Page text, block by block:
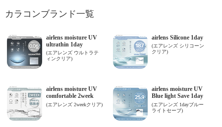
カラコンブランド一覧